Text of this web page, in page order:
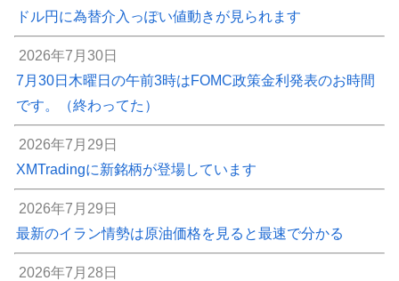
ドル円に為替介入っぽい値動きが見られます
2026年7月30日
7月30日木曜日の午前3時はFOMC政策金利発表のお時間
です。（終わってた）
2026年7月29日
XMTradingに新銘柄が登場しています
2026年7月29日
最新のイラン情勢は原油価格を見ると最速で分かる
2026年7月28日